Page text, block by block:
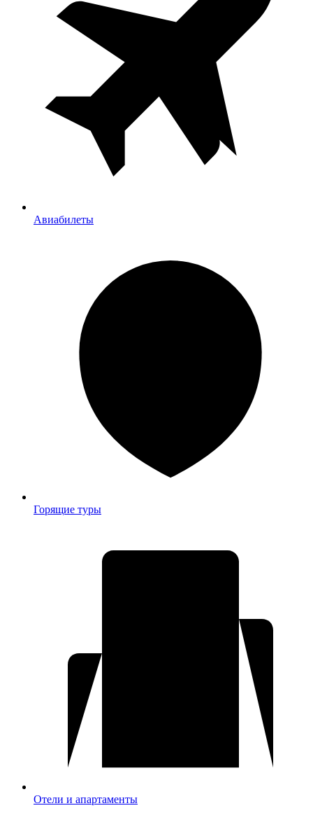
Авиабилеты
Горящие туры
Отели и апартаменты